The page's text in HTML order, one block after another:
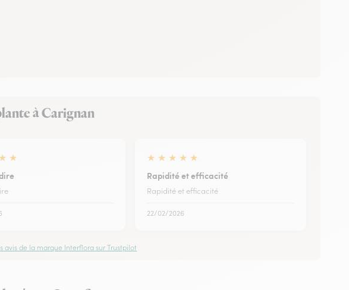
à Carignan
★ ★
★ ★ ★ ★ ★
Rapidité et efficacité
Rapidité et efficacité
22/02/2026
avis de la marque Interflora sur Trustpilot